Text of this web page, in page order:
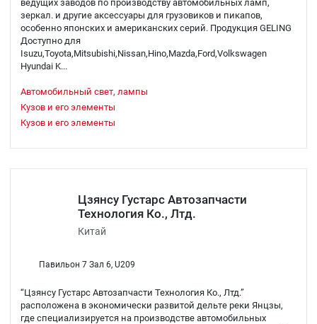
ведущих заводов по производству автомобильных ламп,
зеркал. и другие аксессуары для грузовиков и пикапов,
особенно японских и американских серий. Продукция GELING
Доступно для
Isuzu,Toyota,Mitsubishi,Nissan,Hino,Mazda,Ford,Volkswagen
Hyundai K...
Автомобильный свет, лампы
Кузов и его элементы
Кузов и его элементы
Цзянсу Густарс Автозапчасти
Технология Ко., Лтд.
Китай
Павильон 7 Зал 6, U209
“Цзянсу Густарс Автозапчасти Технология Ко., Лтд.”
расположена в экономически развитой дельте реки Янцзы,
где специализируется на производстве автомобильных